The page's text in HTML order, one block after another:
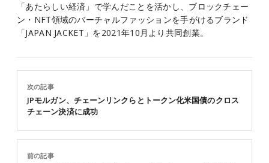
「あたらしい経済」で学んだことを活かし、ブロックチェー
ン・NFT領域のバーチャルファッションを手がけるブランド
「JAPAN JACKET」を2021年10月より共同創業。
前の記事
次の記事
JPモルガン、チェーンリンクらとトークン化米国債のクロス
チェーン決済に成功